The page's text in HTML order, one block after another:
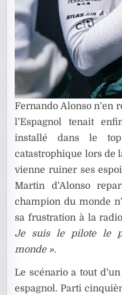
Fernando Alonso n’en
l’Espagnol tenait
installé dans le
catastrophique lors de
vienne ruiner ses
Martin d’Alonso
champion du monde
sa frustration à la
Je suis le pilote le
monde ».
Le scénario a tout
espagnol. Parti